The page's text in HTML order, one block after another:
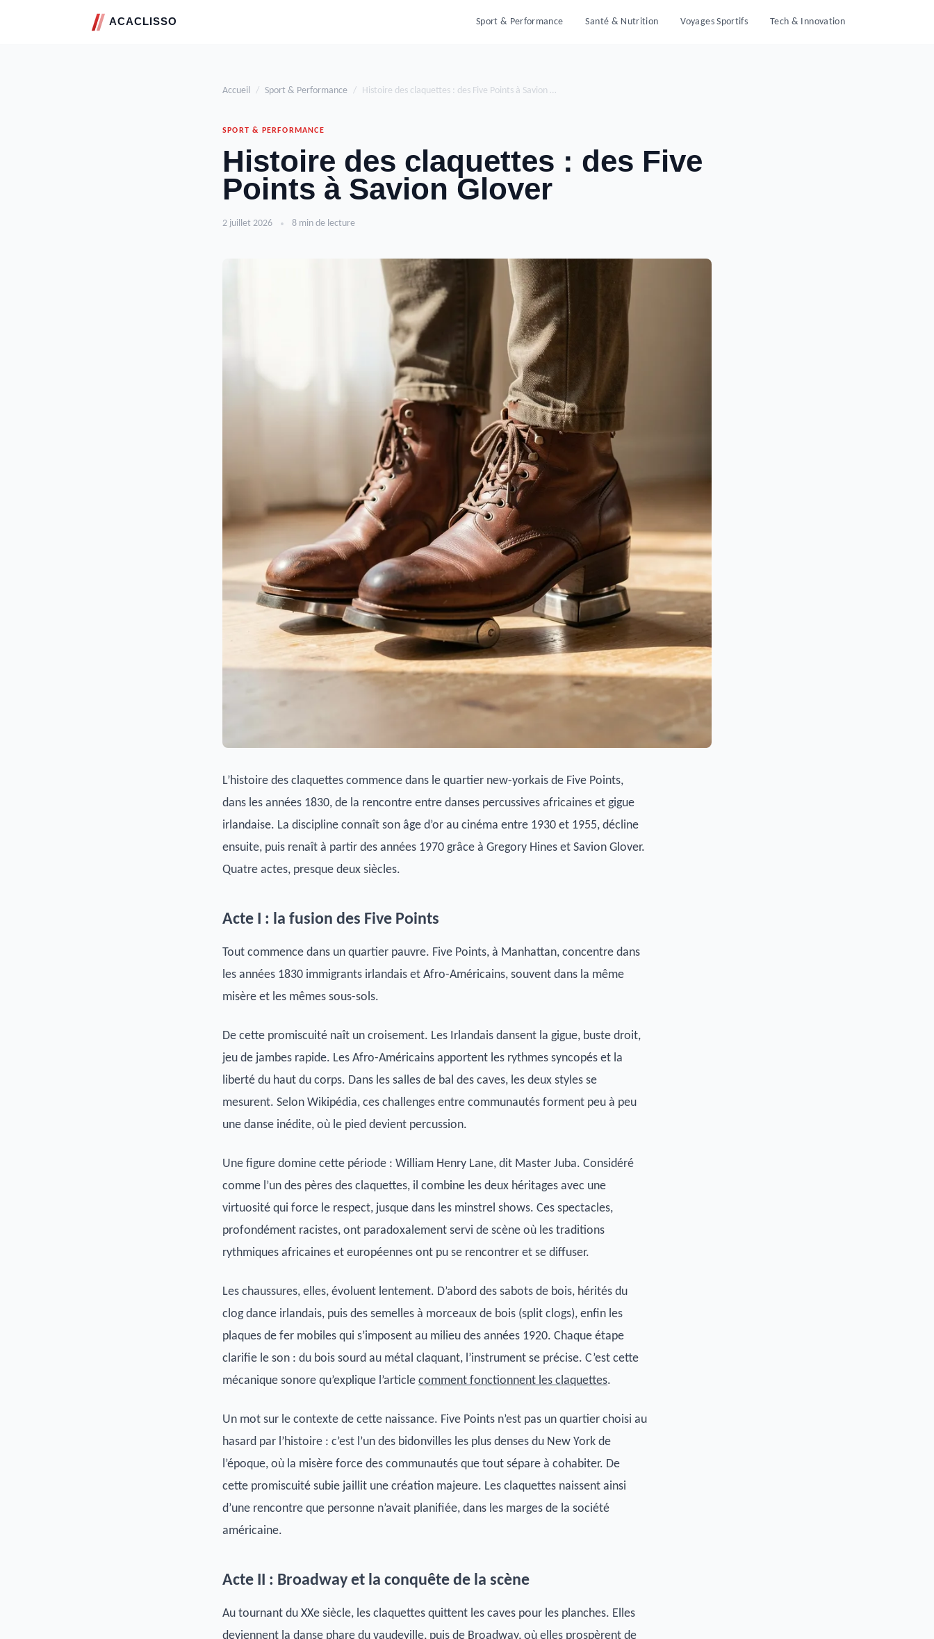
Sport & Performance Santé & Nutrition Voyages Sportifs Tech & Innovation
Accueil / Sport & Performance / Histoire des claquettes : des Five Points à Savion …
SPORT & PERFORMANCE
Histoire des claquettes : des Five
Points à Savion Glover
2 juillet 2026 8 min de lecture
L’histoire des claquettes commence dans le quartier new-yorkais de Five Points,
dans les années 1830, de la rencontre entre danses percussives africaines et gigue
irlandaise. La discipline connaît son âge d’or au cinéma entre 1930 et 1955, décline
ensuite, puis renaît à partir des années 1970 grâce à Gregory Hines et Savion Glover.
Quatre actes, presque deux siècles.
Acte I : la fusion des Five Points
Tout commence dans un quartier pauvre. Five Points, à Manhattan, concentre dans
les années 1830 immigrants irlandais et Afro-Américains, souvent dans la même
misère et les mêmes sous-sols.
De cette promiscuité naît un croisement. Les Irlandais dansent la gigue, buste droit,
jeu de jambes rapide. Les Afro-Américains apportent les rythmes syncopés et la
liberté du haut du corps. Dans les salles de bal des caves, les deux styles se
mesurent. Selon Wikipédia, ces challenges entre communautés forment peu à peu
une danse inédite, où le pied devient percussion.
Une figure domine cette période : William Henry Lane, dit Master Juba. Considéré
comme l’un des pères des claquettes, il combine les deux héritages avec une
virtuosité qui force le respect, jusque dans les minstrel shows. Ces spectacles,
profondément racistes, ont paradoxalement servi de scène où les traditions
rythmiques africaines et européennes ont pu se rencontrer et se diffuser.
Les chaussures, elles, évoluent lentement. D’abord des sabots de bois, hérités du
clog dance irlandais, puis des semelles à morceaux de bois (split clogs), enfin les
plaques de fer mobiles qui s’imposent au milieu des années 1920. Chaque étape
clarifie le son : du bois sourd au métal claquant, l’instrument se précise. C’est cette
mécanique sonore qu’explique l’article comment fonctionnent les claquettes.
Un mot sur le contexte de cette naissance. Five Points n’est pas un quartier choisi au
hasard par l’histoire : c’est l’un des bidonvilles les plus denses du New York de
l’époque, où la misère force des communautés que tout sépare à cohabiter. De
cette promiscuité subie jaillit une création majeure. Les claquettes naissent ainsi
d’une rencontre que personne n’avait planifiée, dans les marges de la société
américaine.
Acte II : Broadway et la conquête de la scène
Au tournant du XXe siècle, les claquettes quittent les caves pour les planches. Elles
deviennent la danse phare du vaudeville, puis de Broadway, où elles prospèrent de